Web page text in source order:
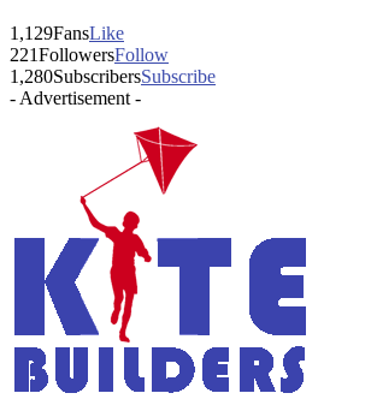
1,129FansLike
221FollowersFollow
1,280SubscribersSubscribe
- Advertisement -